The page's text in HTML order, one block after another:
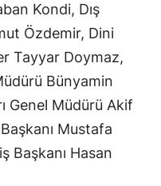
Rize
Sakarya
Samsun
Siirt
Sinop
Kondi, Dış
Özdemir, Dini
Tayyar Doymaz,
Bünyamin
Genel Müdürü Akif
Mustafa
Başkanı Hasan